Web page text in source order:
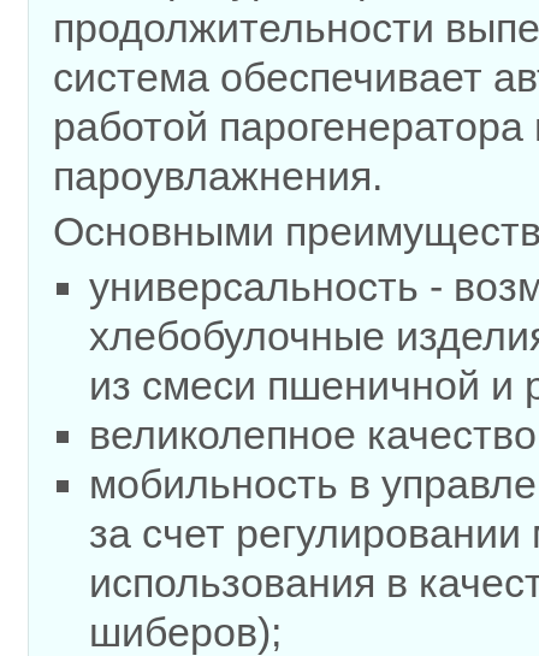
продолжительности
система обеспечивает
работой
пароувлажнения.
Основными
универсальность -
хлебобулочные
из смеси пшеничной и
великолепное
мобильность в
за счет
использования в
шиберов);